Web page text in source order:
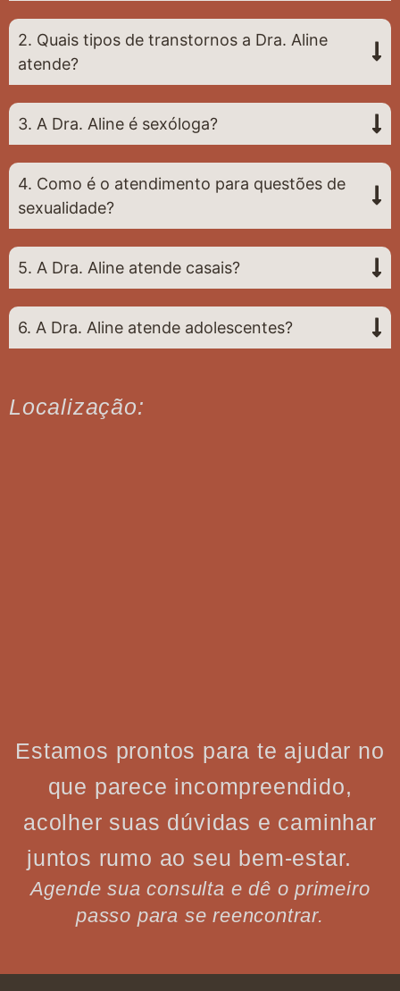
2. Quais tipos de transtornos a Dra. Aline
atende?
3. A Dra. Aline é sexóloga?
4. Como é o atendimento para questões de
sexualidade?
5. A Dra. Aline atende casais?
6. A Dra. Aline atende adolescentes?
Localização:
Estamos prontos para te ajudar no
que parece incompreendido,
acolher suas dúvidas e caminhar
juntos rumo ao seu bem-estar.
Agende sua consulta e dê o primeiro
passo para se reencontrar.